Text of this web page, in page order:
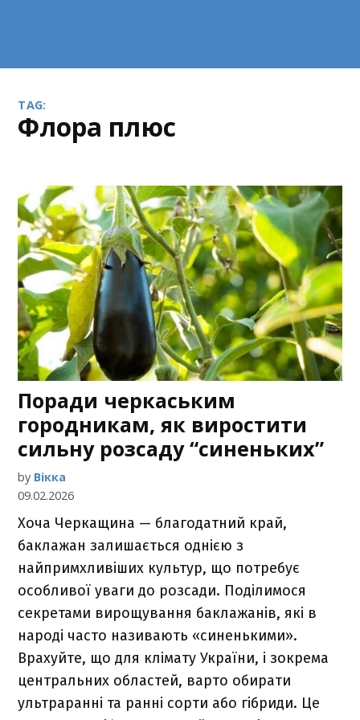
TAG:
Флора плюс
Поради черкаським
городникам, як виростити
сильну розсаду “синеньких”
by Вікка
09.02.2026
Хоча Черкащина — благодатний край,
баклажан залишається однією з
найпримхливіших культур, що потребує
особливої уваги до розсади. Поділимося
секретами вирощування баклажанів, які в
народі часто називають «синенькими».
Врахуйте, що для клімату України, і зокрема
центральних областей, варто обирати
ультраранні та ранні сорти або гібриди. Це